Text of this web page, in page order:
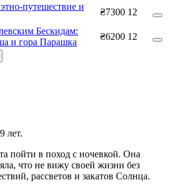
путешествие и
₴7300 12
Бескидам:
и гора Парашка
₴6200 12
лет.
пойти в поход с ночевкой. Она
что не вижу своей жизни без
рассветов и закатов Солнца.